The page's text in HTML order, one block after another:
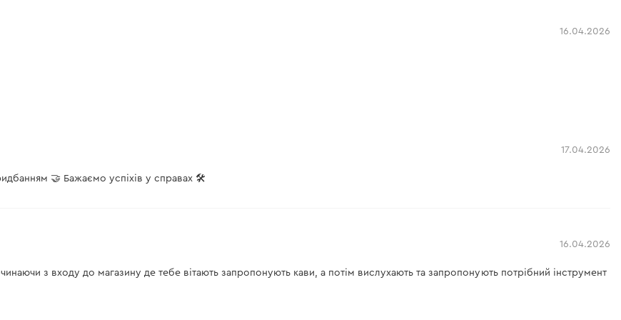
16.04.2026
17.04.2026
🤝 Бажаємо успіхів у справах 🛠️
16.04.2026
з входу до магазину де тебе вітають запропонують кави, а потім вислухають та запропонують потрібний інструмент